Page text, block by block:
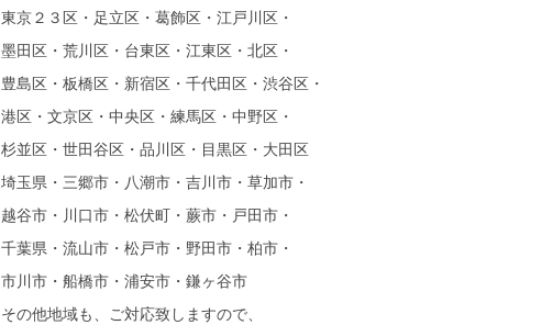
東京２３区・足立区・葛飾区・江戸川区・
墨田区・荒川区・台東区・江東区・北区・
豊島区・板橋区・新宿区・千代田区・渋谷区・
港区・文京区・中央区・練馬区・中野区・
杉並区・世田谷区・品川区・目黒区・大田区
埼玉県・三郷市・八潮市・吉川市・草加市・
越谷市・川口市・松伏町・蕨市・戸田市・
千葉県・流山市・松戸市・野田市・柏市・
市川市・船橋市・浦安市・鎌ヶ谷市
その他地域も、ご対応致しますので、